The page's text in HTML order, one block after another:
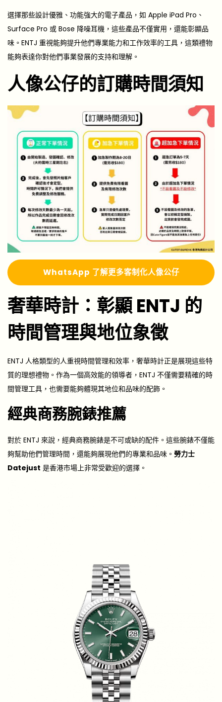
選擇那些設計優雅、功能強大的電子產品，如 Apple iPad Pro、
Surface Pro 或 Bose 降噪耳機，這些產品不僅實用，還能彰顯品
味。ENTJ 重視能夠提升他們專業能力和工作效率的工具，這類禮物
能夠表達你對他們事業發展的支持和理解。
人像公仔的訂購時間須知
WhatsApp 了解更多客制化人像公仔
奢華時計：彰顯 ENTJ 的
時間管理與地位象徵
ENTJ 人格類型的人重視時間管理和效率，奢華時計正是展現這些特
質的理想禮物。作為一個高效能的領導者，ENTJ 不僅需要精確的時
間管理工具，也需要能夠體現其地位和品味的配飾。
經典商務腕錶推薦
對於 ENTJ 來說，經典商務腕錶是不可或缺的配件。這些腕錶不僅能
夠幫助他們管理時間，還能夠展現他們的專業和品味。 勞力士
Datejust 是香港市場上非常受歡迎的選擇。